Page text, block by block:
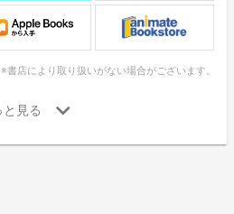
※書店により取り扱いがない場合がございます。